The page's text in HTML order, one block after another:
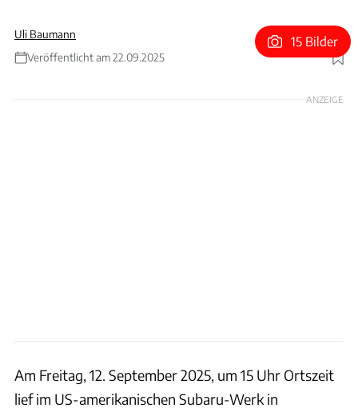
Uli Baumann
Veröffentlicht am 22.09.2025
Foto: Subaru of Indiana Automotive
15 Bilder
ANZEIGE
Am Freitag, 12. September 2025, um 15 Uhr Ortszeit
lief im US-amerikanischen Subaru-Werk in